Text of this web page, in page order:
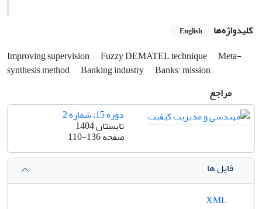
کلیدواژه‌ها English
Improving supervision Fuzzy DEMATEL technique
Meta-
synthesis method
Banking industry
Banks' mission
مراجع
دوره 15، شماره 2
تابستان 1404
صفحه110-136
فایل ها